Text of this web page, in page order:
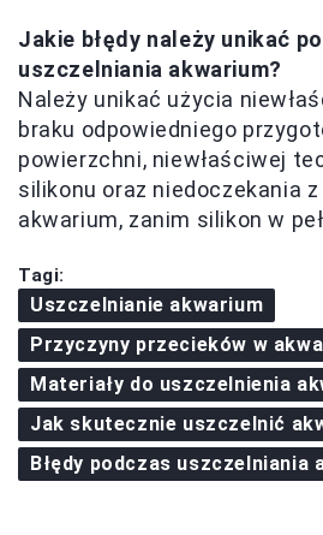
Jakie błędy należy unikać
uszczelniania akwarium?
Należy unikać użycia
braku odpowiedniego
powierzchni, niewłaściwej
silikonu oraz niedoczekania z
akwarium, zanim silikon w
Tagi:
Uszczelnianie akwarium
Przyczyny przecieków w
Materiały do uszczelnienia
Jak skutecznie uszczelnić
Błędy podczas uszczelniania